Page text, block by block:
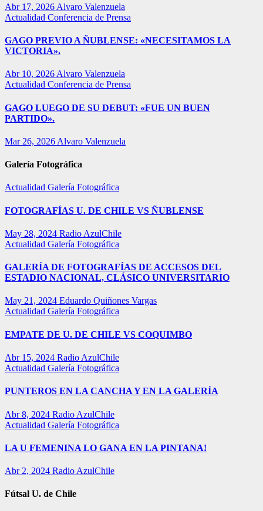
Abr 17, 2026 Alvaro Valenzuela
Actualidad Conferencia de Prensa
GAGO PREVIO A ÑUBLENSE: «NECESITAMOS LA
VICTORIA».
Abr 10, 2026 Alvaro Valenzuela
Actualidad Conferencia de Prensa
GAGO LUEGO DE SU DEBUT: «FUE UN BUEN
PARTIDO».
Mar 26, 2026 Alvaro Valenzuela
Galería Fotográfica
Actualidad Galería Fotográfica
FOTOGRAFÍAS U. DE CHILE VS ÑUBLENSE
May 28, 2024 Radio AzulChile
Actualidad Galería Fotográfica
GALERÍA DE FOTOGRAFÍAS DE ACCESOS DEL
ESTADIO NACIONAL, CLÁSICO UNIVERSITARIO
May 21, 2024 Eduardo Quiñones Vargas
Actualidad Galería Fotográfica
EMPATE DE U. DE CHILE VS COQUIMBO
Abr 15, 2024 Radio AzulChile
Actualidad Galería Fotográfica
PUNTEROS EN LA CANCHA Y EN LA GALERÍA
Abr 8, 2024 Radio AzulChile
Actualidad Galería Fotográfica
LA U FEMENINA LO GANA EN LA PINTANA!
Abr 2, 2024 Radio AzulChile
Fútsal U. de Chile